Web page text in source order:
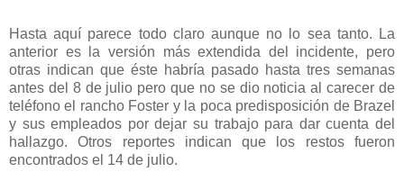
Hasta aquí parece todo claro aunque no lo sea tanto. La
anterior es la versión más extendida del incidente, pero
otras indican que éste habría pasado hasta tres semanas
antes del 8 de julio pero que no se dio noticia al carecer de
teléfono el rancho Foster y la poca predisposición de Brazel
y sus empleados por dejar su trabajo para dar cuenta del
hallazgo. Otros reportes indican que los restos fueron
encontrados el 14 de julio.